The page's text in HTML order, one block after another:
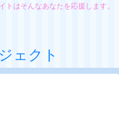
はそんなあなたを応援します。
ェクト